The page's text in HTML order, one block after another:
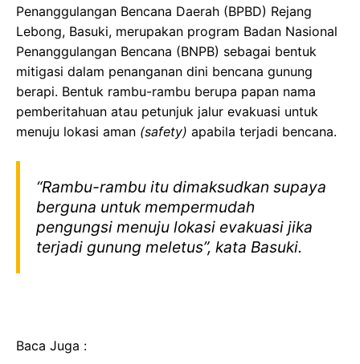
Penanggulangan Bencana Daerah (BPBD) Rejang
Lebong, Basuki, merupakan program Badan Nasional
Penanggulangan Bencana (BNPB) sebagai bentuk
mitigasi dalam penanganan dini bencana gunung
berapi. Bentuk rambu-rambu berupa papan nama
pemberitahuan atau petunjuk jalur evakuasi untuk
menuju lokasi aman (safety) apabila terjadi bencana.
“Rambu-rambu itu dimaksudkan supaya
berguna untuk mempermudah
pengungsi menuju lokasi evakuasi jika
terjadi gunung meletus”, kata Basuki.
Baca Juga :